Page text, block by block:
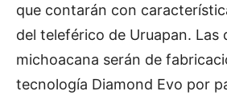
que contarán con
del teleférico de Uruapan. Las
michoacana serán de
tecnología Diamond Evo por